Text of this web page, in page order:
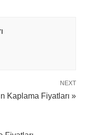
NEXT
Kaplama Fiyatları »